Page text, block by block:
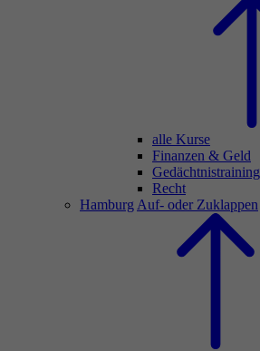
alle Kurse
Finanzen & Geld
Gedächtnistraining
Recht
Hamburg Auf- oder Zuklappen